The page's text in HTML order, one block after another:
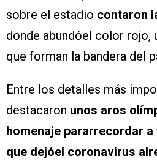
sobre el estadio contaron
donde abundóel color rojo,
que forman la bandera del
Entre los detalles más
destacaron unos aros
homenaje pararrecordar
que dejóel coronavirus